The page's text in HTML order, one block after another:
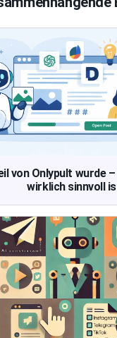
von Onlypult wurde
wirklich sinnvoll